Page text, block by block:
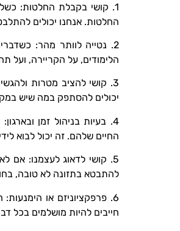
1. קושי בקבלת החלטות:
החלטות. אנחנו יכולים
2. נטייה לוותר מהר:
הלימודים, על הקריירה, ועל
3. קושי להציב מטרות
יכולים להסתפק במה שיש
4. בעיות בניהול זמן
החיים שלהם. זה יכול לבוא
5. קושי לדאוג לעצמנו: אם
להתבטא בתזונה לא טובה,
6. פרפקציוניזם או
חייבים להיות מושלמים בכל